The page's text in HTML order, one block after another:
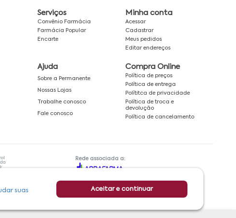
suas
Aceitar e continuar
Serviços
Convênio Farmácia
Farmácia Popular
Encarte
Minha conta
Acessar
Cadastrar
Meus pedidos
Editar endereços
Ajuda
Sobre a Permanente
Nossas Lojas
Trabalhe conosco
Fale conosco
Compra Online
Política de preços
Política de entrega
Polítitca de privacidade
Política de troca e
devolução
Política de cancelamento
Rede associada a: